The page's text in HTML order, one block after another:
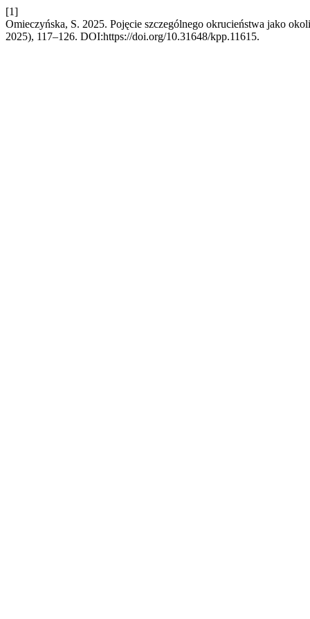
[1]
Omieczyńska, S. 2025. Pojęcie szczególnego okrucieństwa jako
2025), 117–126. DOI:https://doi.org/10.31648/kpp.11615.